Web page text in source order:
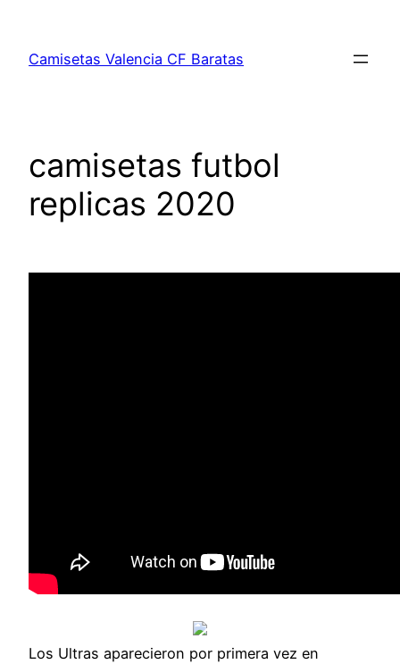
contenido
Camisetas Valencia CF Baratas
camisetas futbol
replicas 2020
Los Ultras aparecieron por primera vez en